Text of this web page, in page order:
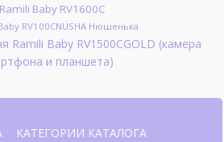
Baby RV1600C
RV100CNUSHA Нюшенька
Ramili Baby RV1500CGOLD (камера
и планшета)
КАТЕГОРИИ КАТАЛОГА